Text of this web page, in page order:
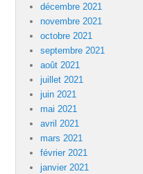
décembre 2021
novembre 2021
octobre 2021
septembre 2021
août 2021
juillet 2021
juin 2021
mai 2021
avril 2021
mars 2021
février 2021
janvier 2021